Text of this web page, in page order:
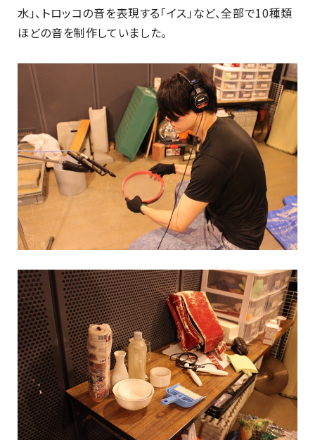
水」、トロッコの音を表現する「イス」など、全部で10種類
ほどの音を制作していました。